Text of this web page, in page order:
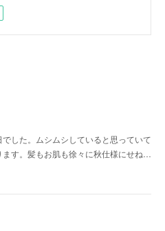
した。ムシムシしていると思っていて
す。髪もお肌も徐々に秋仕様にせね…